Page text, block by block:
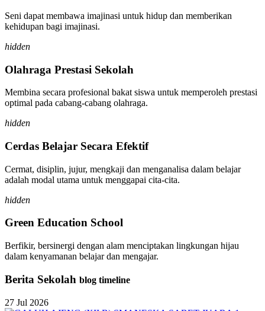
Seni dapat membawa imajinasi untuk hidup dan memberikan
kehidupan bagi imajinasi.
hidden
Olahraga Prestasi Sekolah
Membina secara profesional bakat siswa untuk memperoleh prestasi
optimal pada cabang-cabang olahraga.
hidden
Cerdas Belajar Secara Efektif
Cermat, disiplin, jujur, mengkaji dan menganalisa dalam belajar
adalah modal utama untuk menggapai cita-cita.
hidden
Green Education School
Berfikir, bersinergi dengan alam menciptakan lingkungan hijau
dalam kenyamanan belajar dan mengajar.
Berita Sekolah blog timeline
27 Jul 2026